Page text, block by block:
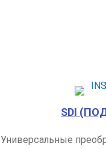
SDI
Универсальные